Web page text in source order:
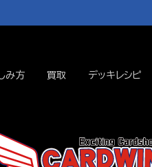
み方 買取 デッキレシピ